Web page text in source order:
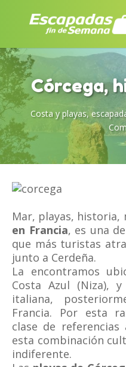
Córcega,
Costa y playas,
Mar, playas,
en Francia, es una
que más turistas
junto a Cerdeña.
La encontramos
Costa Azul (Niza),
italiana,
Francia. Por esta
clase de
esta combinación
indiferente.